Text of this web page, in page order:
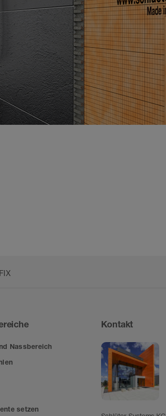
Nassbereich
setzen
Kontakt